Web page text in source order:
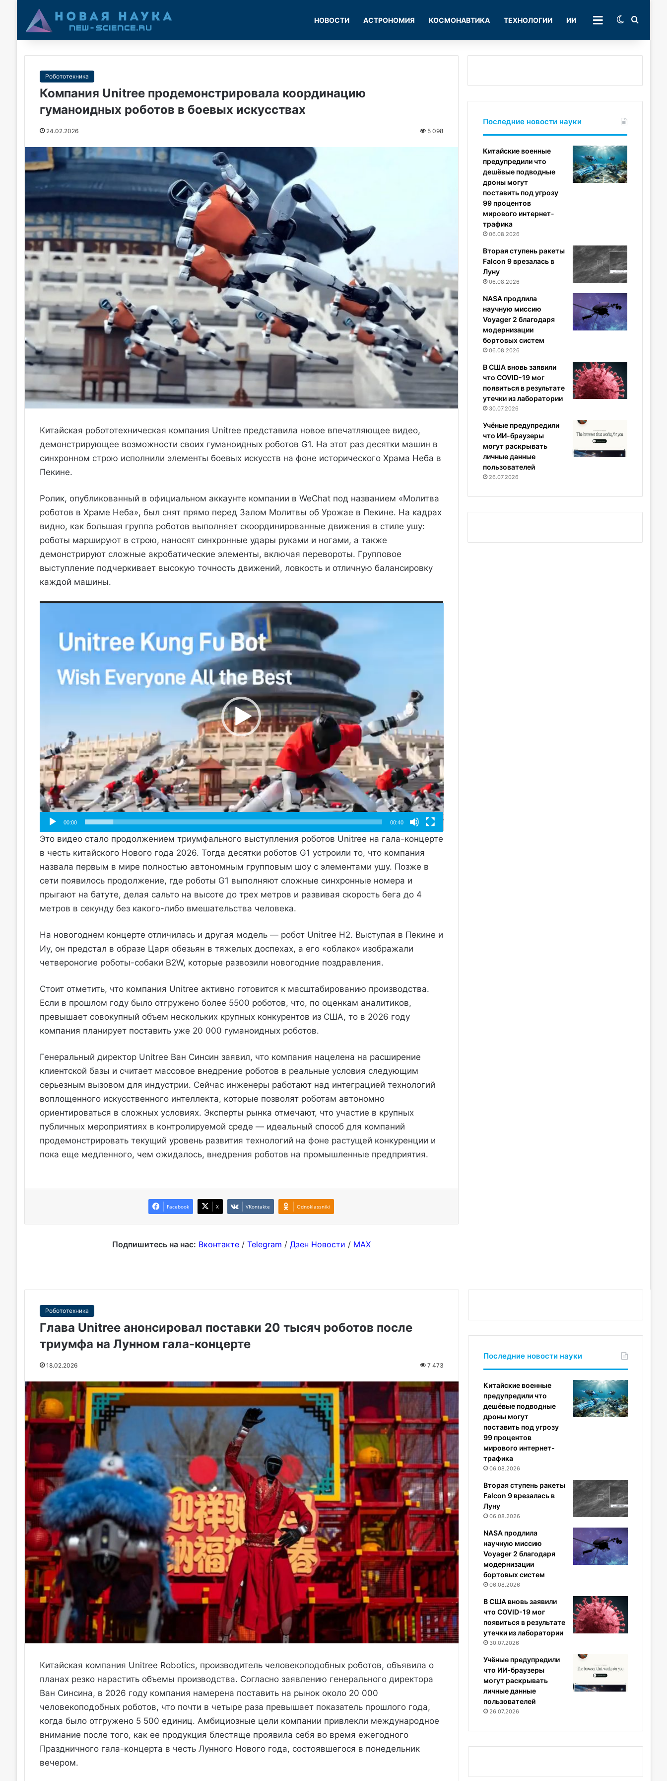
НОВОСТИ АСТРОНОМИЯ КОСМОНАВТИКА ТЕХНОЛОГИИ ИИ РУБРИКИSwitch skin
Робототехника
Компания Unitree продемонстрировала координацию
гуманоидных роботов в боевых искусствах
24.02.2026 5 098
Китайская робототехническая компания Unitree представила новое впечатляющее видео,
демонстрирующее возможности своих гуманоидных роботов G1. На этот раз десятки машин в
синхронном строю исполнили элементы боевых искусств на фоне исторического Храма Неба в
Пекине.
Ролик, опубликованный в официальном аккаунте компании в WeChat под названием «Молитва
роботов в Храме Неба», был снят прямо перед Залом Молитвы об Урожае в Пекине. На кадрах
видно, как большая группа роботов выполняет скоординированные движения в стиле ушу:
роботы маршируют в строю, наносят синхронные удары руками и ногами, а также
демонстрируют сложные акробатические элементы, включая перевороты. Групповое
выступление подчеркивает высокую точность движений, ловкость и отличную балансировку
каждой машины.
00:00 00:40
Это видео стало продолжением триумфального выступления роботов Unitree на гала-концерте
в честь китайского Нового года 2026. Тогда десятки роботов G1 устроили то, что компания
назвала первым в мире полностью автономным групповым шоу с элементами ушу. Позже в
сети появилось продолжение, где роботы G1 выполняют сложные синхронные номера и
прыгают на батуте, делая сальто на высоте до трех метров и развивая скорость бега до 4
метров в секунду без какого-либо вмешательства человека.
На новогоднем концерте отличилась и другая модель — робот Unitree H2. Выступая в Пекине и
Иу, он предстал в образе Царя обезьян в тяжелых доспехах, а его «облако» изображали
четвероногие роботы-собаки B2W, которые развозили новогодние поздравления.
Стоит отметить, что компания Unitree активно готовится к масштабированию производства.
Если в прошлом году было отгружено более 5500 роботов, что, по оценкам аналитиков,
превышает совокупный объем нескольких крупных конкурентов из США, то в 2026 году
компания планирует поставить уже 20 000 гуманоидных роботов.
Генеральный директор Unitree Ван Синсин заявил, что компания нацелена на расширение
клиентской базы и считает массовое внедрение роботов в реальные условия следующим
серьезным вызовом для индустрии. Сейчас инженеры работают над интеграцией технологий
воплощенного искусственного интеллекта, которые позволят роботам автономно
ориентироваться в сложных условиях. Эксперты рынка отмечают, что участие в крупных
публичных мероприятиях в контролируемой среде — идеальный способ для компаний
продемонстрировать текущий уровень развития технологий на фоне растущей конкуренции и
пока еще медленного, чем ожидалось, внедрения роботов на промышленные предприятия.
Facebook X VKontakte Odnoklassniki
Подпишитесь на нас: Вконтакте/ Telegram / Дзен Новости / MAX
Последние новости науки
Китайские военные
предупредили что
дешёвые подводные
дроны могут
поставить под угрозу
99 процентов
мирового интернет-
трафика
06.08.2026
Вторая ступень ракеты
Falcon 9 врезалась в
Луну
06.08.2026
NASA продлила
научную миссию
Voyager 2 благодаря
модернизации
бортовых систем
06.08.2026
В США вновь заявили
что COVID-19 мог
появиться в результате
утечки из лаборатории
30.07.2026
Учёные предупредили
что ИИ-браузеры
могут раскрывать
личные данные
пользователей
26.07.2026